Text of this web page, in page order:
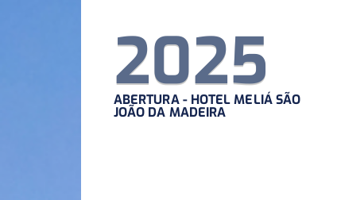
2025
ABERTURA - HOTEL MELIÁ SÃO
JOÃO DA MADEIRA